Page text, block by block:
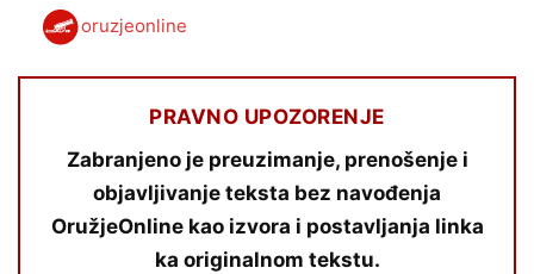
oruzjeonline
PRAVNO UPOZORENJE
Zabranjeno je preuzimanje, prenošenje i
objavljivanje teksta bez navođenja
OružjeOnline kao izvora i postavljanja linka
ka originalnom tekstu.